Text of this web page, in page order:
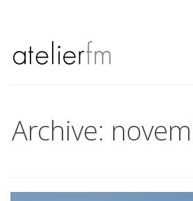
Archive: